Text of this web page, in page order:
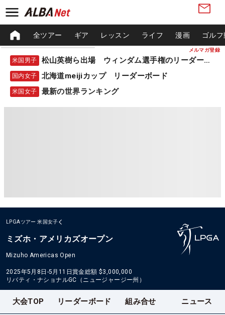
メルマガ登録
全ツアー ギア レッスン ライフ 漫画 ゴル
米国男子 松山英樹ら出場 ウィンダム選手権のリーダーボード
国内女子 北海道meijiカップ リーダーボード
米国女子 最新の世界ランキング
LPGAツアー 米国女子
ミズホ・アメリカズオープン
Mizuho Americas Open
2025年5月8日-5月11日賞金総額 $3,000,000
リバティ・ナショナルGC（ニュージャージー州）
大会TOP リーダーボード 組み合せ ニュース